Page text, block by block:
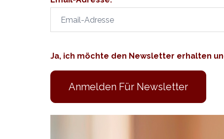
Ja, ich möchte den Newsletter erhalten